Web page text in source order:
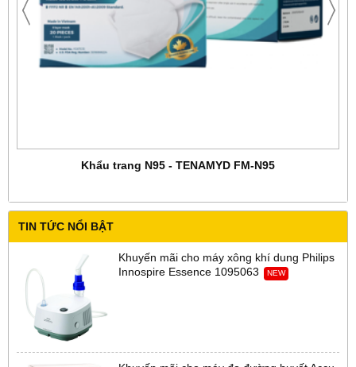
Khẩu trang N95 - TENAMYD FM-N95
TIN TỨC NỔI BẬT
Khuyến mãi cho máy xông khí dung Philips
Innospire Essence 1095063
NEW